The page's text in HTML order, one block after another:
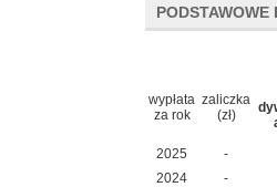
PODSTAWOWE
wypłata
za rok
zaliczka
(zł)
2025
-
2024
-